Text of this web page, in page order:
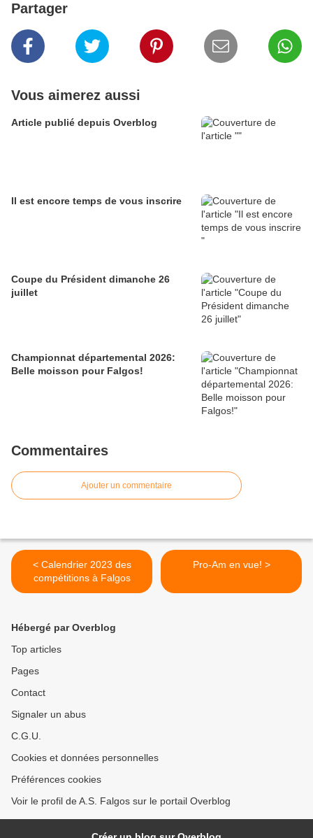
Partager
Vous aimerez aussi
Article publié depuis Overblog
Il est encore temps de vous inscrire
Coupe du Président dimanche 26
juillet
Championnat départemental 2026:
Belle moisson pour Falgos!
Commentaires
Ajouter un commentaire
< Calendrier 2023 des
compétitions à Falgos
Pro-Am en vue! >
Hébergé par Overblog
Top articles
Pages
Contact
Signaler un abus
C.G.U.
Cookies et données personnelles
Préférences cookies
Voir le profil de A.S. Falgos sur le portail Overblog